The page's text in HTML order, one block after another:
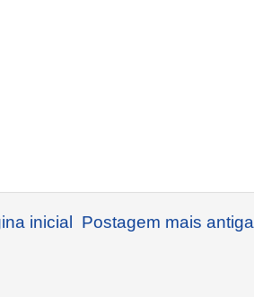
Postagem mais antiga
inicial